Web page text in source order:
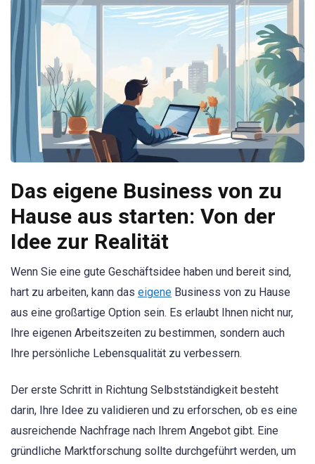
Das eigene Business von zu
Hause aus starten: Von der
Idee zur Realität
Wenn Sie eine gute Geschäftsidee haben und bereit sind,
hart zu arbeiten, kann das eigene Business von zu Hause
aus eine großartige Option sein. Es erlaubt Ihnen nicht nur,
Ihre eigenen Arbeitszeiten zu bestimmen, sondern auch
Ihre persönliche Lebensqualität zu verbessern.
Der erste Schritt in Richtung Selbstständigkeit besteht
darin, Ihre Idee zu validieren und zu erforschen, ob es eine
ausreichende Nachfrage nach Ihrem Angebot gibt. Eine
gründliche Marktforschung sollte durchgeführt werden, um